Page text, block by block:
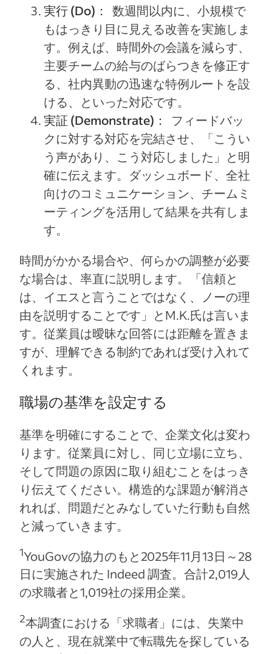
実行 (Do)：
数週間以内に、小規模で
もはっきり目に見える改善を実施しま
す。例えば、時間外の会議を減らす、
主要チームの給与のばらつきを修正す
る、社内異動の迅速な特例ルートを設
ける、といった対応です。
実証 (Demonstrate)：
フィードバッ
クに対する対応を完結させ、「こうい
う声があり、こう対応しました」と明
確に伝えます。ダッシュボード、全社
向けのコミュニケーション、チームミ
ーティングを活用して結果を共有しま
す。
時間がかかる場合や、何らかの調整が必要
な場合は、率直に説明します。「信頼と
は、イエスと言うことではなく、ノーの理
由を説明することです」とM.K.氏は言いま
す。従業員は曖昧な回答には距離を置きま
すが、理解できる制約であれば受け入れて
くれます。
職場の基準を設定する
基準を明確にすることで、企業文化は変わ
ります。従業員に対し、同じ立場に立ち、
そして問題の原因に取り組むことをはっき
り伝えてください。構造的な課題が解消さ
れれば、問題だとみなしていた行動も自然
と減っていきます。
1YouGovの協力のもと2025年11月13日～28
日に実施された Indeed 調査。合計2,019人
の求職者と1,019社の採用企業。
2本調査における「求職者」には、失業中
の人と、現在就業中で転職先を探している